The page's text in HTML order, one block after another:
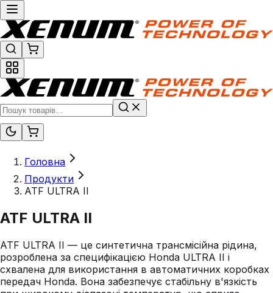
Головна
Продукти
ATF ULTRA II
ATF ULTRA II
ATF ULTRA II — це синтетична трансмісійна рідина,
розроблена за специфікацією Honda ULTRA II і
схвалена для використання в автоматичних коробках
передач Honda. Вона забезпечує стабільну в'язкість